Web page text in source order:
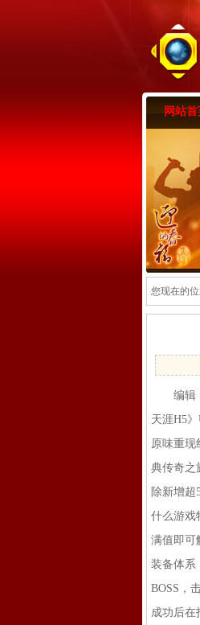
网站首
您现在的位
编辑：
天涯H5
原味重现
典传奇之
除新增超
什么游戏
满值即可
装备体系
BOSS，
成功后在